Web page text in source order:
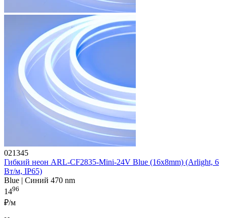
021345
Гибкий неон ARL-CF2835-Mini-24V Blue (16x8mm) (Arlight, 6
Вт/м, IP65)
Blue | Синий 470 nm
1496
₽/м